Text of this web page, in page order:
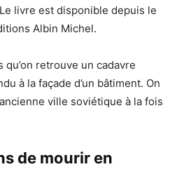
livre est disponible depuis le
Albin Michel.
qu’on retrouve un cadavre
à la façade d’un bâtiment. On
ville soviétique à la fois
de mourir en